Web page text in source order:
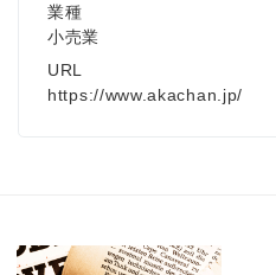
業種
小売業
URL
https://www.akachan.jp/